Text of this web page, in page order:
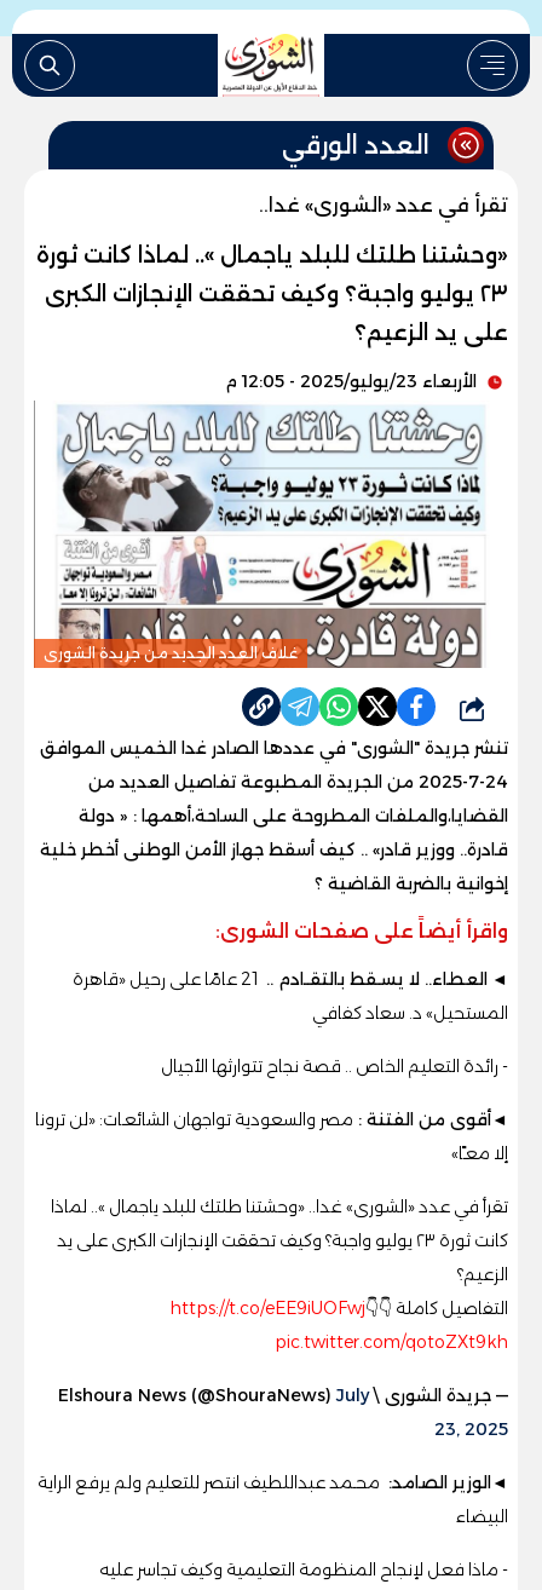
العدد الورقي
تقرأ في عدد «الشورى» غدا..
«وحشتنا طلتك للبلد ياجمال ».. لماذا كانت ثورة
٢٣ يوليو واجبة؟ وكيف تحققت الإنجازات الكبرى
على يد الزعيم؟
الأربعاء 23/يوليو/2025 - 12:05 م
غلاف العدد الجديد من جريدة الشورى
شارك
تنشر جريدة "الشورى" في عددها الصادر غدا الخميس الموافق
24-7-2025 من الجريدة المطبوعة تفاصيل العديد من
القضايا،والملفات المطروحة على الساحة،أهمها : « دولة
قادرة.. ووزير قادر» .. كيف أسقط جهاز الأمن الوطنى أخطر خلية
إخوانية بالضربة القاضية ؟
واقرأ أيضاً على صفحات الشورى:
◄ العطاء.. لا يسـقط بالتقـادم ..
21 عامًا على رحيل «قاهرة
المستحيل» د. سعاد كفافي
- رائدة التعليم الخاص .. قصة نجاح تتوارثها الأجيال
◄أقوى من الفتنة : مصر والسعودية تواجهان الشائعـات: «لن ترونا
إلا معـًا»
تقرأ في عدد «الشورى» غدا.. «وحشتنا طلتك للبلد ياجمال ».. لماذا
كانت ثورة ٢٣ يوليو واجبة؟ وكيف تحققت الإنجازات الكبرى على يد
الزعيم؟
التفاصيل كاملة 👇👇https://t.co/eEE9iUOFwj
pic.twitter.com/qotoZXt9kh
— جريدة الشورى \ Elshoura News (@ShouraNews)July
23, 2025
◄الوزير الصامد: محـمد عبداللطيف انتصر للتعليم ولم يرفع الراية
البيضاء
- ماذا فعل لإنجاح المنظومة التعليمية وكيف تجاسر عليه